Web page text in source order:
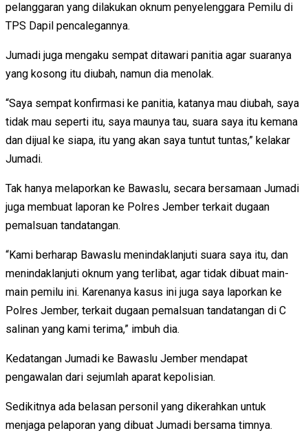
pelanggaran yang dilakukan oknum penyelenggara Pemilu di
TPS Dapil pencalegannya.
Jumadi juga mengaku sempat ditawari panitia agar suaranya
yang kosong itu diubah, namun dia menolak.
“Saya sempat konfirmasi ke panitia, katanya mau diubah, saya
tidak mau seperti itu, saya maunya tau, suara saya itu kemana
dan dijual ke siapa, itu yang akan saya tuntut tuntas,” kelakar
Jumadi.
Tak hanya melaporkan ke Bawaslu, secara bersamaan Jumadi
juga membuat laporan ke Polres Jember terkait dugaan
pemalsuan tandatangan.
“Kami berharap Bawaslu menindaklanjuti suara saya itu, dan
menindaklanjuti oknum yang terlibat, agar tidak dibuat main-
main pemilu ini. Karenanya kasus ini juga saya laporkan ke
Polres Jember, terkait dugaan pemalsuan tandatangan di C
salinan yang kami terima,” imbuh dia.
Kedatangan Jumadi ke Bawaslu Jember mendapat
pengawalan dari sejumlah aparat kepolisian.
Sedikitnya ada belasan personil yang dikerahkan untuk
menjaga pelaporan yang dibuat Jumadi bersama timnya.